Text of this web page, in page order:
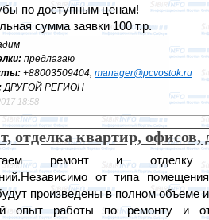
по доступным ценам!
сумма заявки 100 т.р.
предлагаю
+88003509404, manager@pcvostok.ru
ДРУГОЙ РЕГИОН
18:58
отделка квартир, офисов,
ремонт и отделку
от типа
произведены в полном объеме
опыт работы по ремонту и